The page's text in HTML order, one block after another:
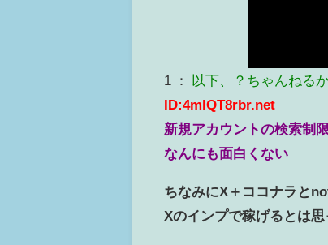
1 ： 以下、？ちゃんねる
ID:4mlQT8rbr.net
新規アカウントの検索制
なんにも面白くない
ちなみにX＋ココナラと
Xのインプで稼げるとは